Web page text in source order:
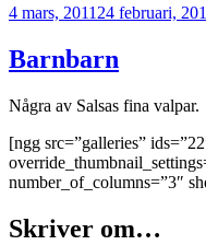
Publicerat
4 mars, 2011 24 februari,
Barnbarn
Några av Salsas fina valpar.
[ngg src=”galleries”
number_of_columns=”3″
Skriver om…